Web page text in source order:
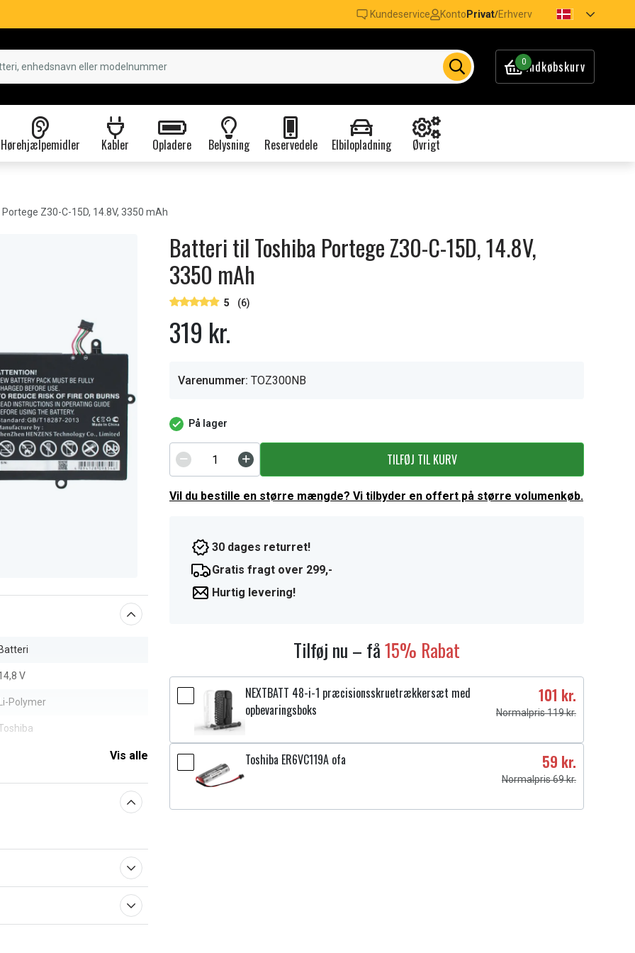
Kundeservice Konto Privat/Erhverv
0Indkøbskurv
Hørehjælpemidler Kabler Opladere Belysning Reservedele Elbilopladning Øvrigt
Z30-C-15D, 14.8V, 3350 mAh
Batteri
V
Li-Polymer
Vis alle
Batteri til Toshiba Portege Z30-C-15D, 14.8V,
3350 mAh
5 (6)
319 kr.
Varenummer: TOZ300NB
På lager
TILFØJ TIL KURV
Vil du bestille en større mængde? Vi tilbyder en offert på større volumenkøb.
30 dages returret!
Gratis fragt over 299,-
Hurtig levering!
Tilføj nu – få15% Rabat
NEXTBATT 48-i-1 præcisionsskruetrækkersæt med
opbevaringsboks
101 kr.
Normalpris 119 kr.
Toshiba ER6VC119A ofa 59 kr.
Normalpris 69 kr.